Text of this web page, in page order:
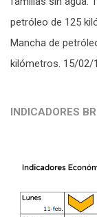
petróleo de 125
Mancha de
kilómetros. 15/02/
INDICADORES